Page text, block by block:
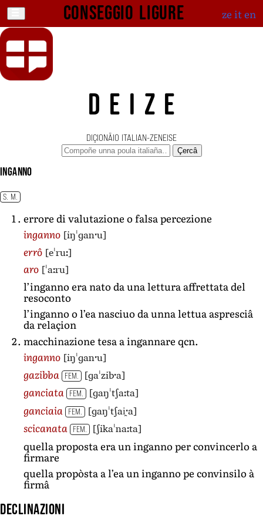
Conseggio ligure ze iten
DEIZE
DIÇIONÄIO ITALIAN-ZENEISE
Çercâ
inganno
S. M.
errore di valutazione o falsa percezione
inganno [iŋˈɡanˑu]
errô [eˈruː]
aro [ˈaːru]
l’inganno era nato da una lettura affrettata del
resoconto
l’inganno o l’ea nasciuo da unna lettua aspresciâ
da relaçion
macchinazione tesa a ingannare qcn.
inganno [iŋˈɡanˑu]
gazibba FEM. [ɡaˈzibˑa]
ganciata FEM. [ɡaŋˈtʃaːta]
ganciaia FEM. [ɡaŋˈtʃai̯ˑa]
scicanata FEM. [ʃikaˈnaːta]
quella proposta era un inganno per convincerlo a
firmare
quella propòsta a l’ea un inganno pe convinsilo à
firmâ
Declinazioni